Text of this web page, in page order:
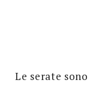
Le serate sono